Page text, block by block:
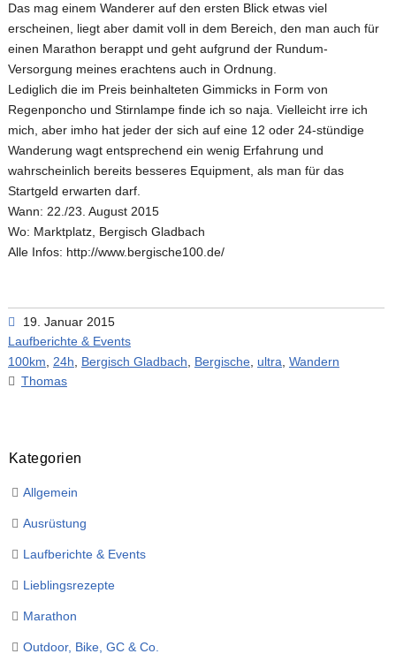
Das mag einem Wanderer auf den ersten Blick etwas viel
erscheinen, liegt aber damit voll in dem Bereich, den man auch für
einen Marathon berappt und geht aufgrund der Rundum-
Versorgung meines erachtens auch in Ordnung.
Lediglich die im Preis beinhalteten Gimmicks in Form von
Regenponcho und Stirnlampe finde ich so naja. Vielleicht irre ich
mich, aber imho hat jeder der sich auf eine 12 oder 24-stündige
Wanderung wagt entsprechend ein wenig Erfahrung und
wahrscheinlich bereits besseres Equipment, als man für das
Startgeld erwarten darf.
Wann: 22./23. August 2015
Wo: Marktplatz, Bergisch Gladbach
Alle Infos: http://www.bergische100.de/
19. Januar 2015
Laufberichte & Events
100km
24h Bergisch Gladbach Bergische, ultra Wandern
Thomas
Kategorien
Allgemein
Ausrüstung
Laufberichte & Events
Lieblingsrezepte
Marathon
Outdoor, Bike, GC & Co.